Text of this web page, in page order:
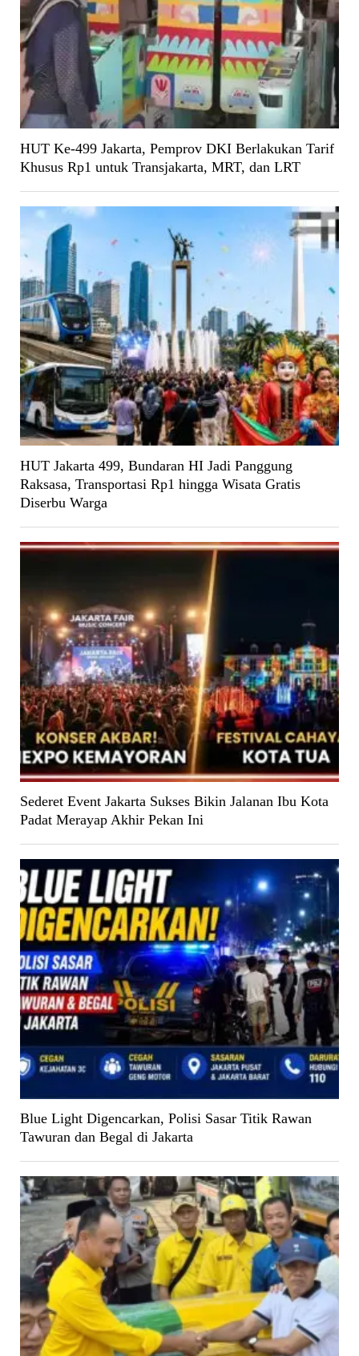
HUT Ke-499 Jakarta, Pemprov DKI Berlakukan Tarif
Khusus Rp1 untuk Transjakarta, MRT, dan LRT
HUT Jakarta 499, Bundaran HI Jadi Panggung
Raksasa, Transportasi Rp1 hingga Wisata Gratis
Diserbu Warga
Sederet Event Jakarta Sukses Bikin Jalanan Ibu Kota
Padat Merayap Akhir Pekan Ini
Blue Light Digencarkan, Polisi Sasar Titik Rawan
Tawuran dan Begal di Jakarta